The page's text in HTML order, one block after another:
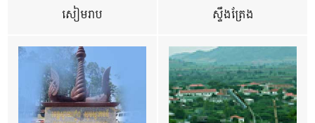
សៀមរាប ស្ទឹងត្រែង